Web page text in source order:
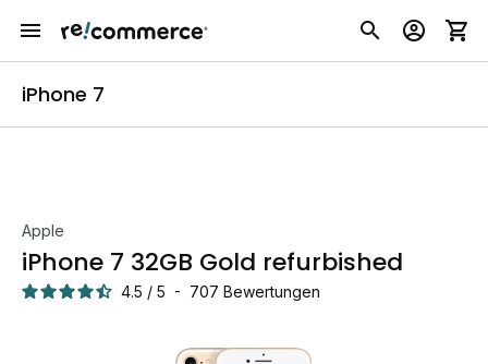
iPhone 7
Apple
iPhone 7 32GB Gold refurbished
4.5 / 5 - 707 Bewertungen